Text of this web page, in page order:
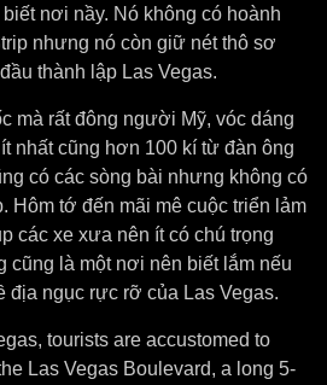
nơi nầy. Nó không có hoành
nhưng nó còn giữ nét thô sơ
thành lập Las Vegas.
mà rất đông người Mỹ, vóc dáng
nhất cũng hơn 100 kí từ đàn ông
có các sòng bài nhưng không có
Hôm tớ đến mãi mê cuộc triển lảm
các xe xưa nên ít có chú trọng
cũng là một nơi nên biết lắm nếu
địa ngục rực rỡ của Las Vegas.
tourists are accustomed to
Las Vegas Boulevard, a long 5-